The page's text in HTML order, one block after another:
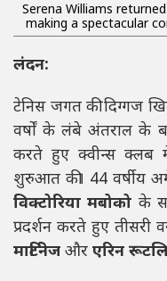
Serena Williams
making a spectacular
लंदन:
टेनिस जगत की दिग्गज
वर्षों के लंबे अंतराल के
करते हुए क्वीन्स क्लब
शुरुआत की। 44 वर्षीय
विक्टोरिया मबोको के
प्रदर्शन करते हुए तीसरी
मार्टिनेज और एरिन